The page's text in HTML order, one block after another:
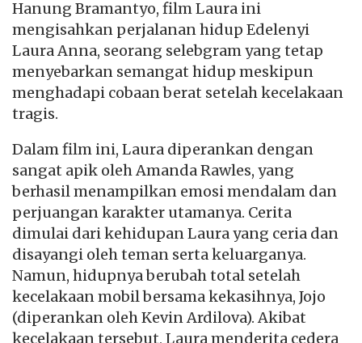
Hanung Bramantyo, film Laura ini
mengisahkan perjalanan hidup Edelenyi
Laura Anna, seorang selebgram yang tetap
menyebarkan semangat hidup meskipun
menghadapi cobaan berat setelah kecelakaan
tragis.
Dalam film ini, Laura diperankan dengan
sangat apik oleh Amanda Rawles, yang
berhasil menampilkan emosi mendalam dan
perjuangan karakter utamanya. Cerita
dimulai dari kehidupan Laura yang ceria dan
disayangi oleh teman serta keluarganya.
Namun, hidupnya berubah total setelah
kecelakaan mobil bersama kekasihnya, Jojo
(diperankan oleh Kevin Ardilova). Akibat
kecelakaan tersebut, Laura menderita cedera